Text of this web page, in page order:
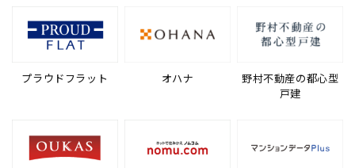
プラウドフラット オハナ
野村不動産の都心型
戸建